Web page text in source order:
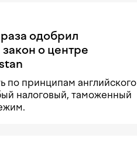
одобрил
о центре
по принципам английского
налоговый, таможенный